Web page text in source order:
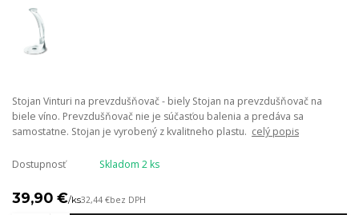
Stojan Vinturi na prevzdušňovač - biely Stojan na prevzdušňovač na
biele víno. Prevzdušňovač nie je súčasťou balenia a predáva sa
samostatne. Stojan je vyrobený z kvalitneho plastu. celý popis
Dostupnosť Skladom 2 ks
39,90 €/ks32,44 €bez DPH